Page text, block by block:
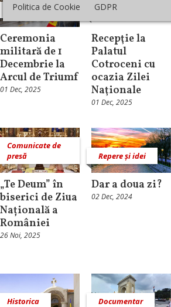
Politica de Cookie GDPR
Știri
Ceremonia
militară de 1
Decembrie la
Arcul de Triumf
01 Dec, 2025
Știri
Recepţie la
Palatul
Cotroceni cu
ocazia Zilei
Naţionale
01 Dec, 2025
Comunicate de
presă
„Te Deum” în
biserici de Ziua
Națională a
României
26 Noi, 2025
Repere și idei
Dar a doua zi?
02 Dec, 2024
Historica Documentar